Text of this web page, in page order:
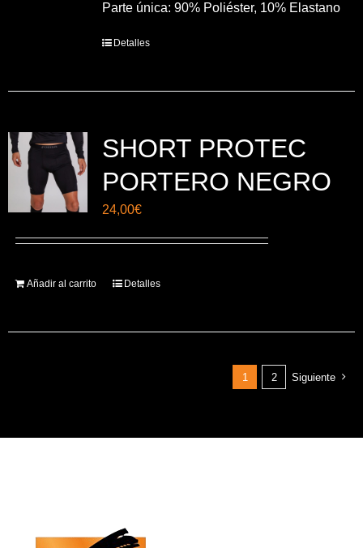
Parte única: 90% Poliéster, 10% Elastano
Detalles
SHORT PROTEC
PORTERO NEGRO
24,00€
Añadir al carrito Detalles
1 2 Siguiente